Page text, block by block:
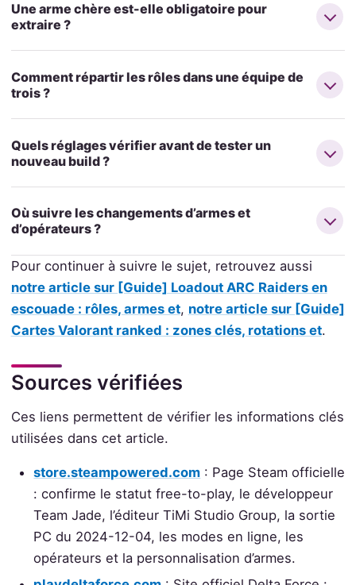
Une arme chère est-elle obligatoire pour
extraire ?
Comment répartir les rôles dans une équipe de
trois ?
Quels réglages vérifier avant de tester un
nouveau build ?
Où suivre les changements d’armes et
d’opérateurs ?
Pour continuer à suivre le sujet, retrouvez aussi
notre article sur [Guide] Loadout ARC Raiders en
escouade : rôles, armes et, notre article sur [Guide]
Cartes Valorant ranked : zones clés, rotations et.
Sources vérifiées
Ces liens permettent de vérifier les informations clés
utilisées dans cet article.
store.steampowered.com : Page Steam officielle
: confirme le statut free-to-play, le développeur
Team Jade, l’éditeur TiMi Studio Group, la sortie
PC du 2024-12-04, les modes en ligne, les
opérateurs et la personnalisation d’armes.